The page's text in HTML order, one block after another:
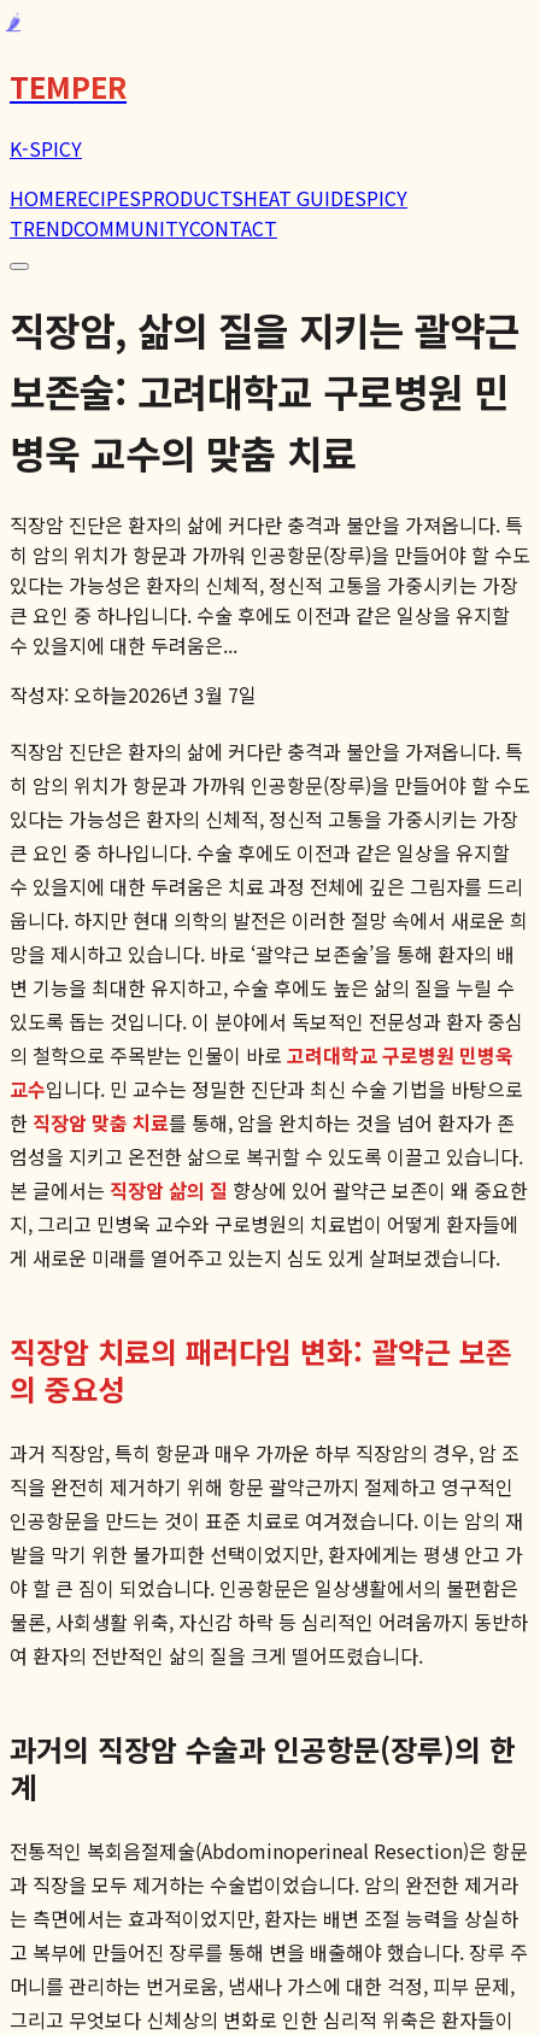
🌶️
TEMPER
K-SPICY
HOMERECIPESPRODUCTSHEAT GUIDESPICY
TRENDCOMMUNITYCONTACT
직장암, 삶의 질을 지키는 괄약근
보존술: 고려대학교 구로병원 민
병욱 교수의 맞춤 치료
직장암 진단은 환자의 삶에 커다란 충격과 불안을 가져옵니다. 특
히 암의 위치가 항문과 가까워 인공항문(장루)을 만들어야 할 수도
있다는 가능성은 환자의 신체적, 정신적 고통을 가중시키는 가장
큰 요인 중 하나입니다. 수술 후에도 이전과 같은 일상을 유지할
수 있을지에 대한 두려움은...
작성자: 오하늘2026년 3월 7일
직장암 진단은 환자의 삶에 커다란 충격과 불안을 가져옵니다. 특
히 암의 위치가 항문과 가까워 인공항문(장루)을 만들어야 할 수도
있다는 가능성은 환자의 신체적, 정신적 고통을 가중시키는 가장
큰 요인 중 하나입니다. 수술 후에도 이전과 같은 일상을 유지할
수 있을지에 대한 두려움은 치료 과정 전체에 깊은 그림자를 드리
웁니다. 하지만 현대 의학의 발전은 이러한 절망 속에서 새로운 희
망을 제시하고 있습니다. 바로 ‘괄약근 보존술’을 통해 환자의 배
변 기능을 최대한 유지하고, 수술 후에도 높은 삶의 질을 누릴 수
있도록 돕는 것입니다. 이 분야에서 독보적인 전문성과 환자 중심
의 철학으로 주목받는 인물이 바로 고려대학교 구로병원 민병욱
교수입니다. 민 교수는 정밀한 진단과 최신 수술 기법을 바탕으로
한 직장암 맞춤 치료를 통해, 암을 완치하는 것을 넘어 환자가 존
엄성을 지키고 온전한 삶으로 복귀할 수 있도록 이끌고 있습니다.
본 글에서는 직장암 삶의 질 향상에 있어 괄약근 보존이 왜 중요한
지, 그리고 민병욱 교수와 구로병원의 치료법이 어떻게 환자들에
게 새로운 미래를 열어주고 있는지 심도 있게 살펴보겠습니다.
직장암 치료의 패러다임 변화: 괄약근 보존
의 중요성
과거 직장암, 특히 항문과 매우 가까운 하부 직장암의 경우, 암 조
직을 완전히 제거하기 위해 항문 괄약근까지 절제하고 영구적인
인공항문을 만드는 것이 표준 치료로 여겨졌습니다. 이는 암의 재
발을 막기 위한 불가피한 선택이었지만, 환자에게는 평생 안고 가
야 할 큰 짐이 되었습니다. 인공항문은 일상생활에서의 불편함은
물론, 사회생활 위축, 자신감 하락 등 심리적인 어려움까지 동반하
여 환자의 전반적인 삶의 질을 크게 떨어뜨렸습니다.
과거의 직장암 수술과 인공항문(장루)의 한
계
전통적인 복회음절제술(Abdominoperineal Resection)은 항문
과 직장을 모두 제거하는 수술법이었습니다. 암의 완전한 제거라
는 측면에서는 효과적이었지만, 환자는 배변 조절 능력을 상실하
고 복부에 만들어진 장루를 통해 변을 배출해야 했습니다. 장루 주
머니를 관리하는 번거로움, 냄새나 가스에 대한 걱정, 피부 문제,
그리고 무엇보다 신체상의 변화로 인한 심리적 위축은 환자들이